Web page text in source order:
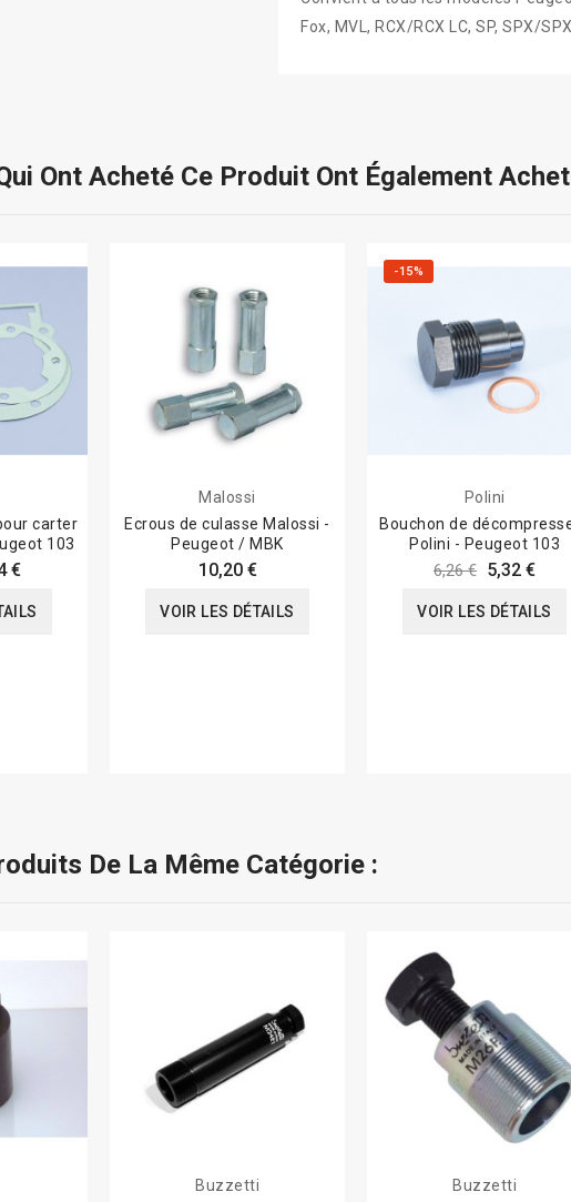
Fox, MVL, RCX/RCX LC, SP, SPX/
Ont Acheté Ce Produit Ont Également
carter
103
€
Malossi
Ecrous de culasse Malossi -
Peugeot / MBK
10,20 €
VOIR LES DÉTAILS
-15%
Polini
Bouchon de
Polini - Peugeot 103
6,26 € 5,32 €
VOIR LES DÉTAILS
De La Même Catégorie :
Buzzetti
Buzzetti